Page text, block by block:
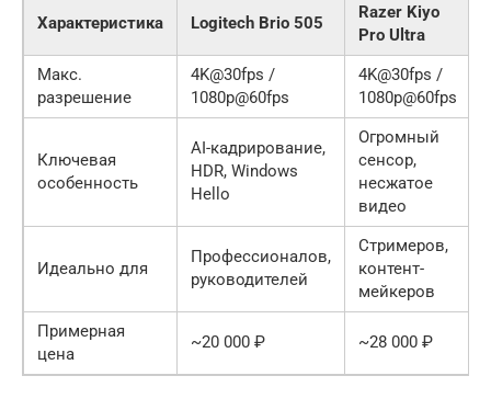
Характеристика Logitech Brio 505
Razer Kiyo
Pro Ultra
Макс.
разрешение
4K@30fps /
1080p@60fps
4K@30fps /
1080p@60fps
Ключевая
особенность
AI-кадрирование,
HDR, Windows
Hello
Огромный
сенсор,
несжатое
видео
Идеально для
Профессионалов,
руководителей
Стримеров,
контент-
мейкеров
Примерная
цена
~20 000 ₽ ~28 000 ₽